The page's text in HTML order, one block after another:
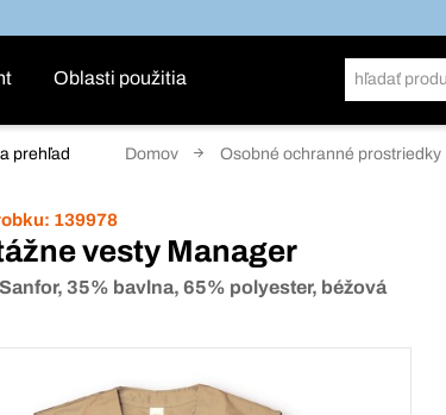
Oblasti použitia
prehľad Domov Osobné ochranné prostriedky
139978
vesty Manager
35% bavlna, 65% polyester, béžová